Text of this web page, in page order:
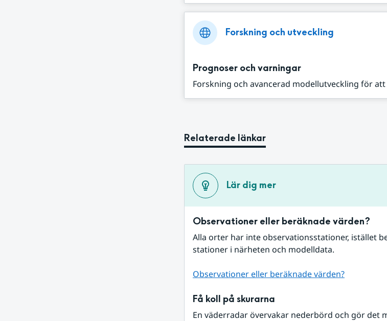
Forskning och utveckling
Prognoser och varningar
Forskning och avancerad modellutveckling för att
Relaterade länkar
Lär dig mer
Observationer eller beräknade värden?
Alla orter har inte observationsstationer, istället
stationer i närheten och modelldata.
Observationer eller beräknade värden?
Få koll på skurarna
En väderradar övervakar nederbörd och gör det